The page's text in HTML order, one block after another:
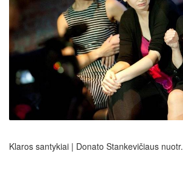
Klaros santykiai | Donato Stankevičiaus nuotr.